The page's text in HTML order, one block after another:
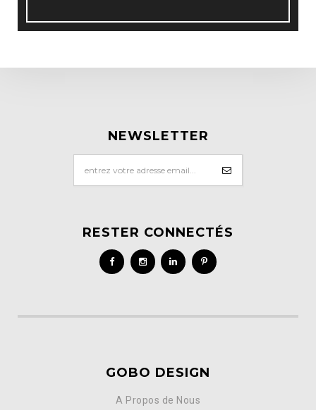
NEWSLETTER
RESTER CONNECTÉS
GOBO DESIGN
A Propos de Nous